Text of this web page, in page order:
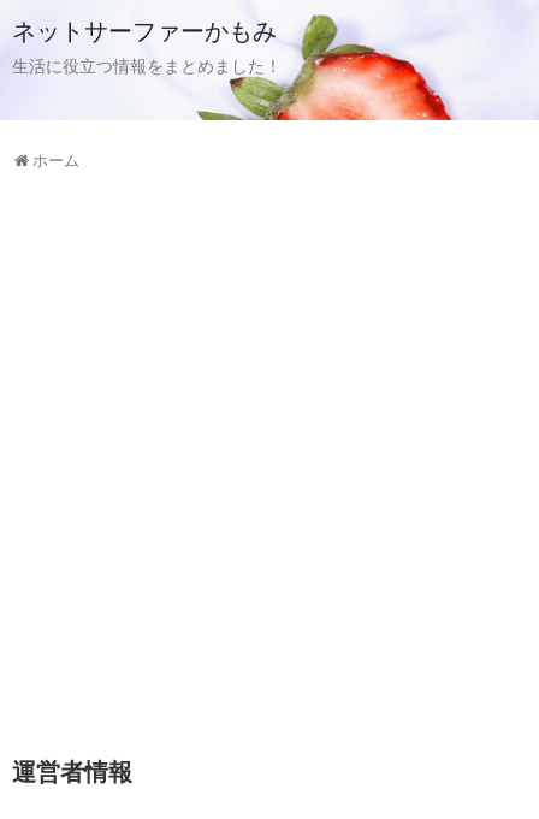
ネットサーファーかもみ
生活に役立つ情報をまとめました！
ホーム
運営者情報